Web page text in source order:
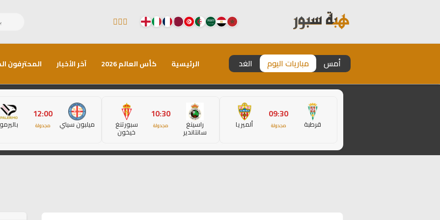
أمس مباريات اليوم الغد الرئيسية كأس العالم 2026 آخر الأخبار المحترفون
قرطبة
09:30
مجدولة ألميريا راسينغ
سانتاندير
10:30
مجدولة سبورتنغ
خيخون
ميلبون سيتي
12:00
مجدولة باليرمو